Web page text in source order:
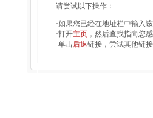
请尝试以下操作：
·如果您已经在地址栏中输入
·打开主页 ，然后查找指向您
·单击后退链接，尝试其他链